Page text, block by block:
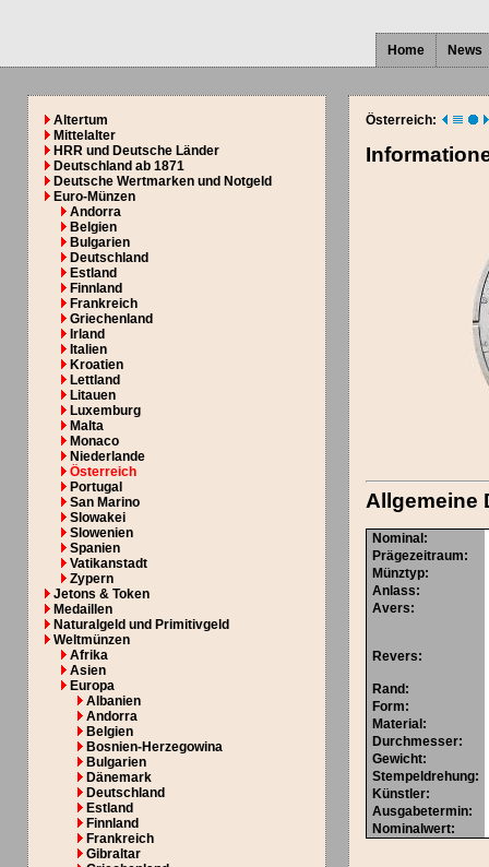
Home News
Altertum
Mittelalter
HRR und Deutsche Länder
Deutschland ab 1871
Deutsche Wertmarken und Notgeld
Euro-Münzen
Andorra
Belgien
Bulgarien
Deutschland
Estland
Finnland
Frankreich
Griechenland
Irland
Italien
Kroatien
Lettland
Litauen
Luxemburg
Malta
Monaco
Niederlande
Österreich
Portugal
San Marino
Slowakei
Slowenien
Spanien
Vatikanstadt
Zypern
Jetons & Token
Medaillen
Naturalgeld und Primitivgeld
Weltmünzen
Afrika
Asien
Europa
Albanien
Andorra
Belgien
Bosnien-Herzegowina
Bulgarien
Dänemark
Deutschland
Estland
Finnland
Frankreich
Gibraltar
Österreich:
Allgemeine
Nominal :
Prägezeitraum:
Münztyp:
Anlass:
Avers:
Revers:
Rand :
Form:
Material :
Durchmesser:
Gewicht:
Stempeldrehung:
Künstler:
Ausgabetermin:
Nominalwert: